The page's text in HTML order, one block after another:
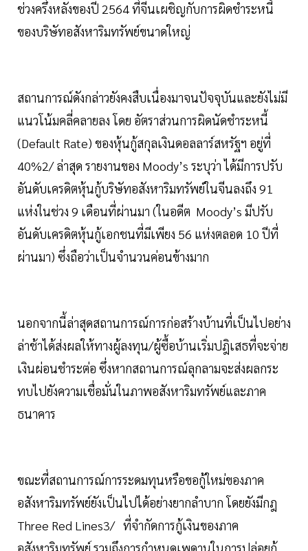
ช่วงครึ่งหลังของปี 2564 ที่จีนเผชิญกับการผิดชำระหนี้
ของบริษัทอสังหาริมทรัพย์ขนาดใหญ่
สถานการณ์ดังกล่าวยังคงสืบเนื่องมาจนปัจจุบันและยังไม่มี
แนวโน้มคลี่คลายลง โดย อัตราส่วนการผิดนัดชำระหนี้
(Default Rate) ของหุ้นกู้สกุลเงินดอลลาร์สหรัฐฯ อยู่ที่
40%2/ ล่าสุด รายงานของ Moody’s ระบุว่า ได้มีการปรับ
อันดับเครดิตหุ้นกู้บริษัทอสังหาริมทรัพย์ในจีนลงถึง 91
แห่งในช่วง 9 เดือนที่ผ่านมา (ในอดีต Moody’s มีปรับ
อันดับเครดิตหุ้นกู้เอกชนที่มีเพียง 56 แห่งตลอด 10 ปีที่
ผ่านมา) ซึ่งถือว่าเป็นจำนวนค่อนข้างมาก
นอกจากนี้ล่าสุดสถานการณ์การก่อสร้างบ้านที่เป็นไปอย่าง
ล่าช้าได้ส่งผลให้ทางผู้ลงทุน/ผู้ซื้อบ้านเริ่มปฎิเสธที่จะจ่าย
เงินผ่อนชำระต่อ ซึ่งหากสถานการณ์ลุกลามจะส่งผลกระ
ทบไปยังความเชื่อมั่นในภาพอสังหาริมทรัพย์และภาค
ธนาคาร
ขณะที่สถานการณ์การระดมทุนหรือขอกู้ใหม่ของภาค
อสังหาริมทรัพย์ยังเป็นไปได้อย่างยากลำบาก โดยยังมีกฎ
Three Red Lines3/ ที่จำกัดการกู้เงินของภาค